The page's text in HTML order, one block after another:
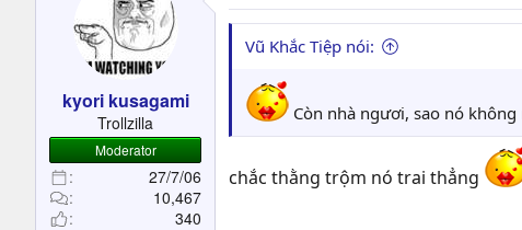
kyori kusagami
Trollzilla
Moderator
27/7/06
10,467
340
Vũ Khắc Tiệp nói:
Còn nhà ngươi, sao nó
chắc thằng trộm nó trai thẳng